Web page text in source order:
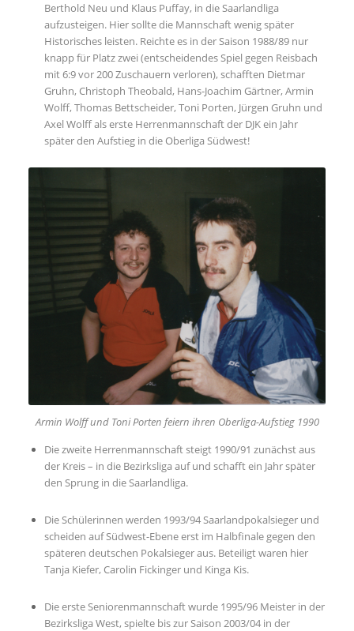
Berthold Neu und Klaus Puffay, in die Saarlandliga
aufzusteigen. Hier sollte die Mannschaft wenig später
Historisches leisten. Reichte es in der Saison 1988/89 nur
knapp für Platz zwei (entscheidendes Spiel gegen Reisbach
mit 6:9 vor 200 Zuschauern verloren), schafften Dietmar
Gruhn, Christoph Theobald, Hans-Joachim Gärtner, Armin
Wolff, Thomas Bettscheider, Toni Porten, Jürgen Gruhn und
Axel Wolff als erste Herrenmannschaft der DJK ein Jahr
später den Aufstieg in die Oberliga Südwest!
Armin Wolff und Toni Porten feiern ihren Oberliga-Aufstieg 1990
Die zweite Herrenmannschaft steigt 1990/91 zunächst aus
der Kreis – in die Bezirksliga auf und schafft ein Jahr später
den Sprung in die Saarlandliga.
Die Schülerinnen werden 1993/94 Saarlandpokalsieger und
scheiden auf Südwest-Ebene erst im Halbfinale gegen den
späteren deutschen Pokalsieger aus. Beteiligt waren hier
Tanja Kiefer, Carolin Fickinger und Kinga Kis.
Die erste Seniorenmannschaft wurde 1995/96 Meister in der
Bezirksliga West, spielte bis zur Saison 2003/04 in der